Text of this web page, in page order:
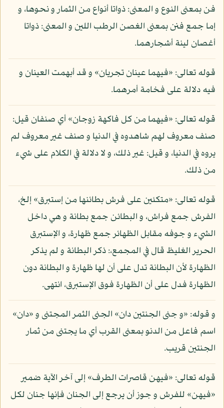
فن بمعنى النوع و المعنى: ذواتا أنواع من الثمار و نحوها، و
إما جمع فنن بمعنى الغصن الرطب اللين و المعنى: ذواتا
أغصان لينة أشجارهما.
قوله تعالى: «فيهما عينان تجريان» و قد أبهمت العينان و
فيه دلالة على فخامة أمرهما.
قوله تعالى: «فيهما من كل فاكهة زوجان» أي صنفان قيل:
صنف معروف لهم شاهدوه في الدنيا و صنف غير معروف لم
يروه في الدنيا، و قيل: غير ذلك، و لا دلالة في الكلام على شيء
من ذلك.
قوله تعالى: «متكئين على فرش بطائنها من إستبرق» إلخ،
الفرش جمع فراش، و البطائن جمع بطانة و هي داخل
الشيء و جوفه مقابل الظهائر جمع ظهارة، و الإستبرق
الحرير الغليظ قال في المجمع،: ذكر البطانة و لم يذكر
الظهارة لأن البطانة تدل على أن لها ظهارة و البطانة دون
الظهارة فدل على أن الظهارة فوق الإستبرق، انتهى.
و قوله: «و جنى الجنتين دان» الجنى الثمر المجتنى و «دان»
اسم فاعل من الدنو بمعنى القرب أي ما يجتنى من ثمار
الجنتين قريب.
قوله تعالى: «فيهن قاصرات الطرف» إلى آخر الآية ضمير
«فيهن» للفرش و جوز أن يرجع إلى الجنان فإنها جنان لكل